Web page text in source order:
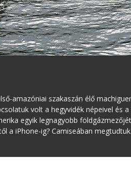
amazóniai szakaszán élő
volt a hegyvidék népeivel és
egyik legnagyobb
a iPhone-ig? Camiseában megtudtuk.